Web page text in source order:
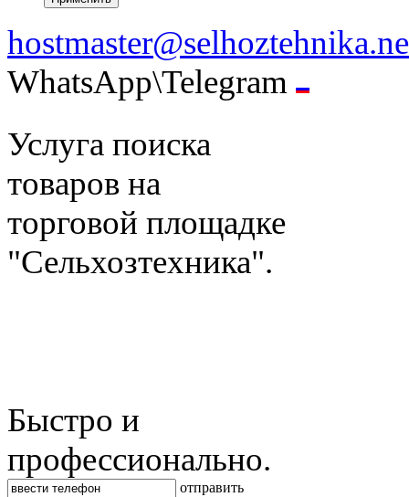
WhatsApp\Telegram
Услуга поиска
товаров на
торговой площадке
"Сельхозтехника".
Быстро и
профессионально.
отправить